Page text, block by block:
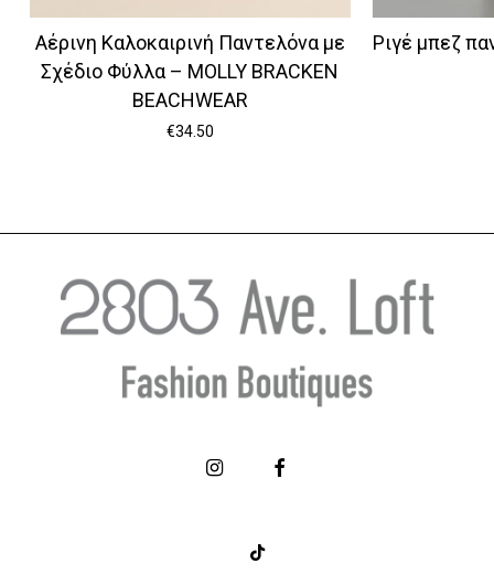
Αέρινη Καλοκαιρινή Παντελόνα με
Σχέδιο Φύλλα – MOLLY BRACKEN
BEACHWEAR
€34.50
Ριγέ μπεζ